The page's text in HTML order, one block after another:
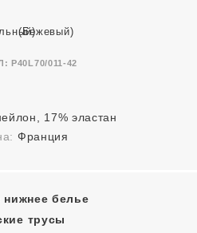
P40L70/011-42
17% эластан
Франция
нижнее белье
трусы